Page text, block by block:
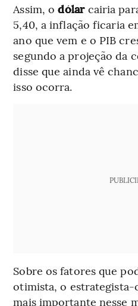
Assim, odólarcairia
5,40, a inflação ficaria
ano que vem e o PIB
segundo a projeção da
disse que ainda vê
isso ocorra.
Sobre os fatores que
otimista, o estrategista-
mais importante nesse